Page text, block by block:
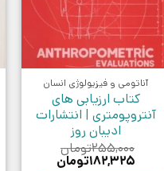
آناتومی و فیزیولوژی انسان
کتاب ارزیابی های
آنتروپومتری | انتشارات
ادیبان روز
۲۵۵,۰۰۰تومان
قیمت
۱۸۲,۳۲۵تومان